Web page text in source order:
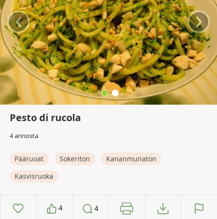
‹ ›
Pesto di rucola
4 annosta
Pääruoat Sokeriton
Kananmunaton
Kasvisruoka
4 4